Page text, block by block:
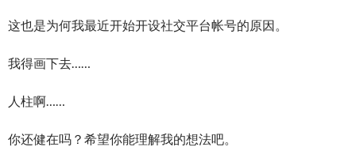
这也是为何我最近开始开设社交平台帐号的原因。
我得画下去……
人柱啊……
你还健在吗？希望你能理解我的想法吧。